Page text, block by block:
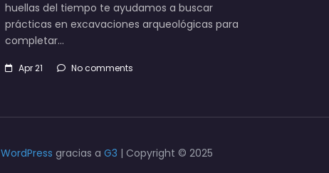
huellas del tiempo te ayudamos a buscar
prácticas en excavaciones arqueológicas para
completar…
Apr 21 No comments
WordPress gracias a G3 | Copyright © 2025